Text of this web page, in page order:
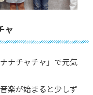
ャ
ナチャチャ」で元気
楽が始まると少しず